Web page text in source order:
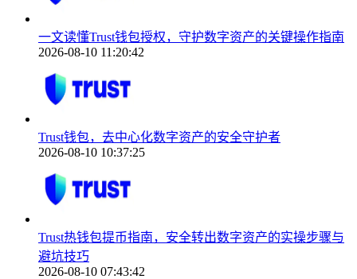
一文读懂Trust钱包授权，守护数字资产的关键操作指南
2026-08-10 11:20:42
Trust钱包，去中心化数字资产的安全守护者
2026-08-10 10:37:25
Trust热钱包提币指南，安全转出数字资产的实操步骤与
避坑技巧
2026-08-10 07:43:42